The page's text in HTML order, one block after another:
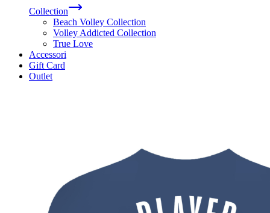
Collection
Beach Volley Collection
Volley Addicted Collection
True Love
Accessori
Gift Card
Outlet